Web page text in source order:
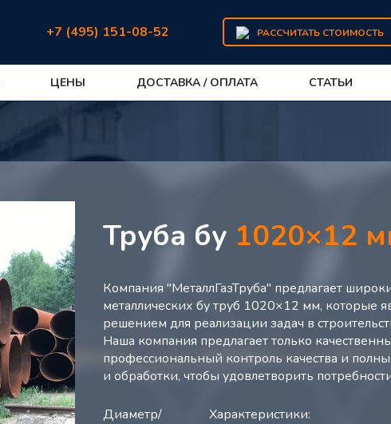
+7 (495) 151-08-52 РАССЧИТАТЬ СТОИМОСТЬ
ЦЕНЫ ДОСТАВКА / ОПЛАТА СТАТЬИ
Труба бу 1020×12
Компания "МеталлГазТруба" предлагает
металлических бу труб 1020×12 мм, которые
решением для реализации задач в
Наша компания предлагает только
профессиональный контроль качества и
и обработки, чтобы удовлетворить
Диаметр/
Характеристики: